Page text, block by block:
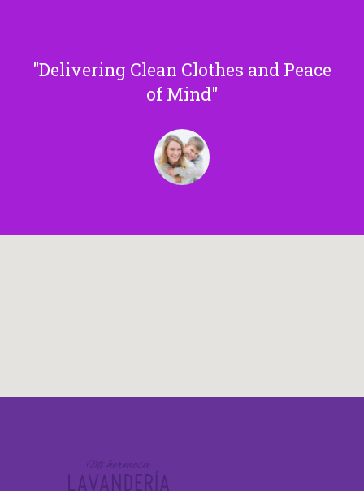
Delivering Clean Clothes and Peace
of Mind